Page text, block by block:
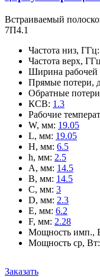
Встраиваемый
7П4.1
Частота низ, ГГц:
Частота верх, ГГц
Ширина рабочей
Прямые потери,
Обратные потери
КСВ: 1.3
Рабочие
W, мм: 19.05
L, мм: 19.05
H, мм: 6.5
h, мм: 2.5
A, мм: 14.5
B, мм: 14.5
C, мм: 3
D, мм: 2.3
E, мм: 6.2
F, мм: 2.28
Мощность имп.,
Мощность ср, Вт:
Заказать